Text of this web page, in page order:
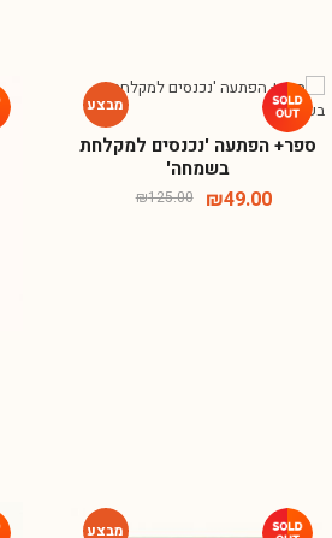
-61%
ספר+ הפתעה 'נכנסים למקלחת
בשמחה'
₪125.00 ₪49.00